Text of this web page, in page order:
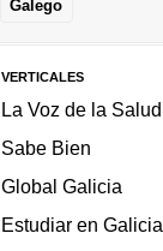
Galego
VERTICALES
La Voz de la Salud
Sabe Bien
Global Galicia
Estudiar en Galicia